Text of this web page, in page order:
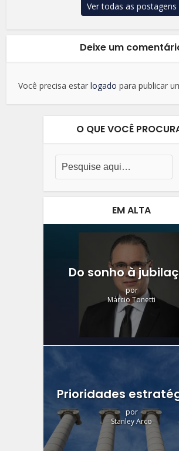
Ver todas as postagens
Deixe um
Você precisa estarlogado para publicar
O QUE VOCÊ
EM ALTA
Do sonho à
por
Márcio Tonetti
Prioridades
por
Stanley Arco